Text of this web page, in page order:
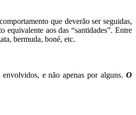
que deverão ser seguidas,
equivalente aos das “santidades”.Entre
bermuda, boné, etc.
envolvidos, e não apenas por alguns.O